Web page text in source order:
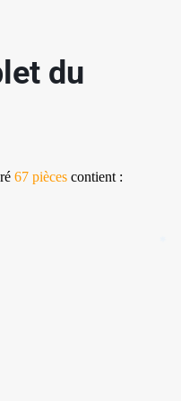
du
67 pièces contient :